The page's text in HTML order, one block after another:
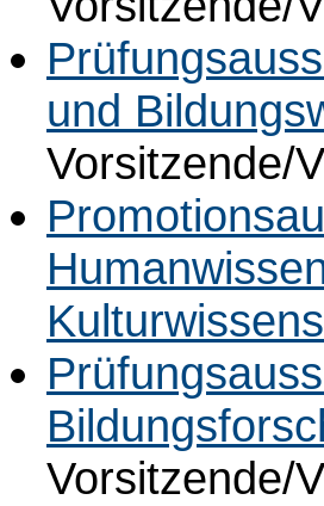
und
Vorsitzende/
Vorsitzende/